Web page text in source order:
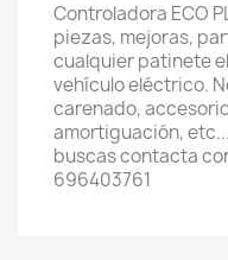
Controladora ECO
piezas, mejoras,
cualquier patinete
vehículo eléctrico.
carenado,
amortiguación,
buscas contacta
696403761